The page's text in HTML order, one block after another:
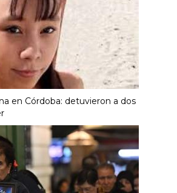
en Córdoba: detuvieron a dos